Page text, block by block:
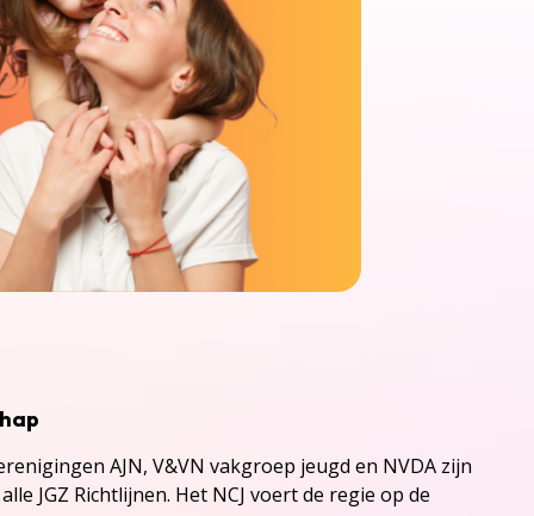
AJN, V&VN vakgroep jeugd en NVDA zijn
JGZ Richtlijnen. Het NCJ voert de regie op de